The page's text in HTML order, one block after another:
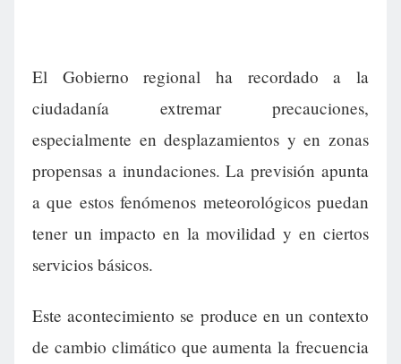
El Gobierno regional ha recordado a la
ciudadanía extremar precauciones,
especialmente en desplazamientos y en zonas
propensas a inundaciones. La previsión apunta
a que estos fenómenos meteorológicos puedan
tener un impacto en la movilidad y en ciertos
servicios básicos.
Este acontecimiento se produce en un contexto
de cambio climático que aumenta la frecuencia